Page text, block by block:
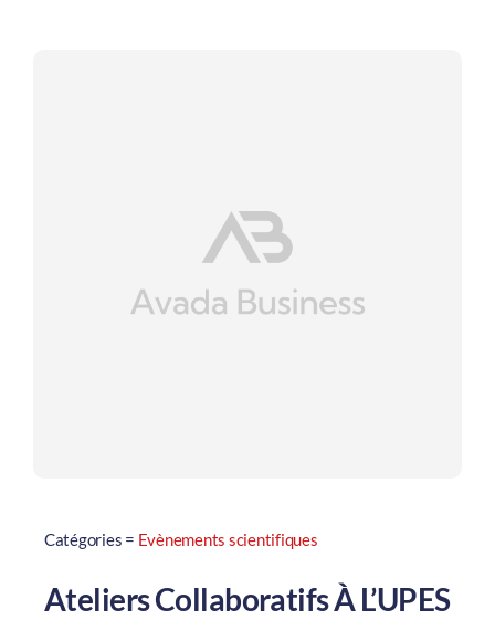
Catégories = Evènements scientifiques
Ateliers Collaboratifs À L’UPES